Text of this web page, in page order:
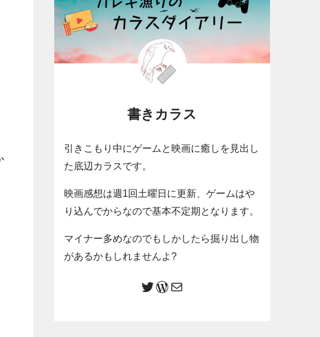
書きカラス
引きこもり中にゲームと映画に癒しを見出し
た底辺カラスです。
映画感想は週1回土曜日に更新、ゲームはや
り込んでからなので基本不定期となります。
マイナー多めなのでもしかしたら掘り出し物
があるかもしれませんよ?